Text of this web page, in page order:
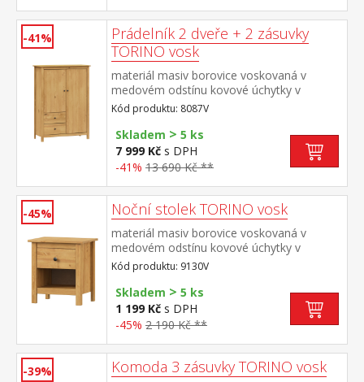
-41%
Prádelník 2 dveře + 2 zásuvky
TORINO vosk
materiál masiv borovice voskovaná v
medovém odstínu kovové úchytky v
barevném provedení černěná mosaz 2
dvířka a 2 zásuvky s kovovými pojezdy
Kód produktu: 8087V
Skladem > 5 ks
7 999 Kč s DPH
-41% 13 690 Kč **
-45% Noční stolek TORINO vosk
materiál masiv borovice voskovaná v
medovém odstínu kovové úchytky v
barevném provedení černěná mosaz jedna
zásuvka s kovovými pojezdy
Kód produktu: 9130V
Skladem > 5 ks
1 199 Kč s DPH
-45% 2 190 Kč **
-39% Komoda 3 zásuvky TORINO vosk